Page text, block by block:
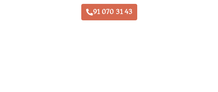
91 070 31 43